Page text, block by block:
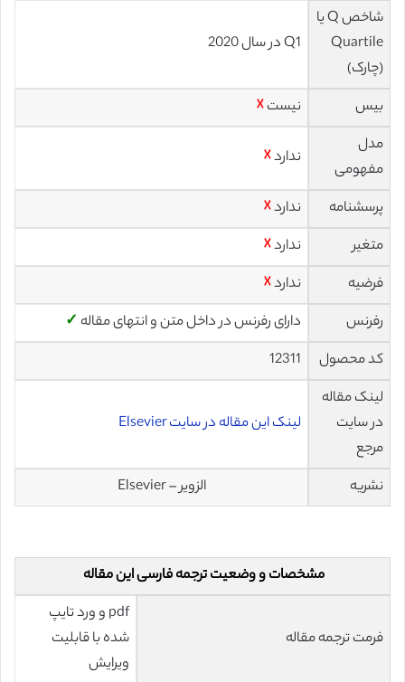
شاخص Q یا
Quartile
(چارک)
Q1 در سال 2020
بیس نیست☓
مدل
مفهومی
ندارد☓
پرسشنامه ندارد☓
متغیر
ندارد☓
فرضیه
ندارد☓
رفرنس
دارای رفرنس در داخل متن و انتهای مقاله ✓
کد محصول
12311
لینک مقاله
در سایت
مرجع
لینک این مقاله در سایت Elsevier
نشریه الزویر – Elsevier
مشخصات و وضعیت ترجمه فارسی این مقاله
فرمت ترجمه مقاله
pdf و ورد تایپ
شده با قابلیت
ویرایش